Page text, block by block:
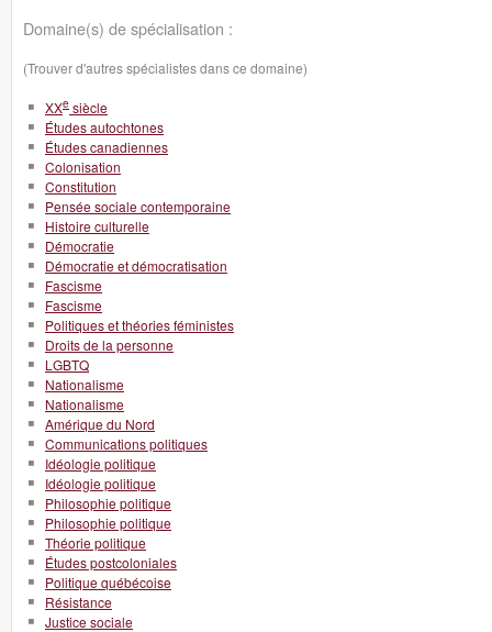
Domaine(s) de spécialisation :
(Trouver d'autres spécialistes dans ce domaine)
XXe siècle
Études autochtones
Études canadiennes
Colonisation
Constitution
Pensée sociale contemporaine
Histoire culturelle
Démocratie
Démocratie et démocratisation
Fascisme
Fascisme
Politiques et théories féministes
Droits de la personne
LGBTQ
Nationalisme
Nationalisme
Amérique du Nord
Communications politiques
Idéologie politique
Idéologie politique
Philosophie politique
Philosophie politique
Théorie politique
Études postcoloniales
Politique québécoise
Résistance
Justice sociale